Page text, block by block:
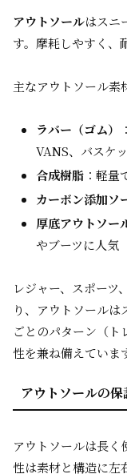
アウトソールはスニ
す。摩耗しやすく、
主なアウトソール素
ラバー（ゴム）
VANS、バスケ
合成樹脂 ：軽
カーボン添加ソ
厚底アウトソー
やブーツに人気
レジャー、スポーツ
り、アウトソール
ごとのパターン（ト
性を兼ね備えていま
アウトソールの
アウトソールは長く
性は素材と構造に左